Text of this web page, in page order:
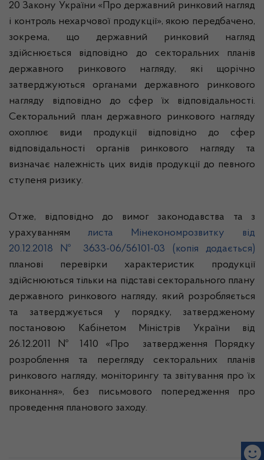
20 Закону України «Про державний ринковий нагляд
і контроль нехарчової продукції», якою передбачено,
зокрема, що державний ринковий нагляд
здійснюється відповідно до секторальних планів
державного ринкового нагляду, які щорічно
затверджуються органами державного ринкового
нагляду відповідно до сфер їх відповідальності.
Секторальний план державного ринкового нагляду
охоплює види продукції відповідно до сфер
відповідальності органів ринкового нагляду та
визначає належність цих видів продукції до певного
ступеня ризику.
Отже, відповідно до вимог законодавства та з
урахуванням листа Мінекономрозвитку від
20.12.2018 № 3633-06/56101-03 (копія додається)
планові перевірки характеристик продукції
здійснюються тільки на підставі секторального плану
державного ринкового нагляду, який розробляється
та затверджується у порядку, затвердженому
постановою Кабінетом Міністрів України від
26.12.2011 № 1410 «Про затвердження Порядку
розроблення та перегляду секторальних планів
ринкового нагляду, моніторингу та звітування про їх
виконання», без письмового попередження про
проведення планового заходу.